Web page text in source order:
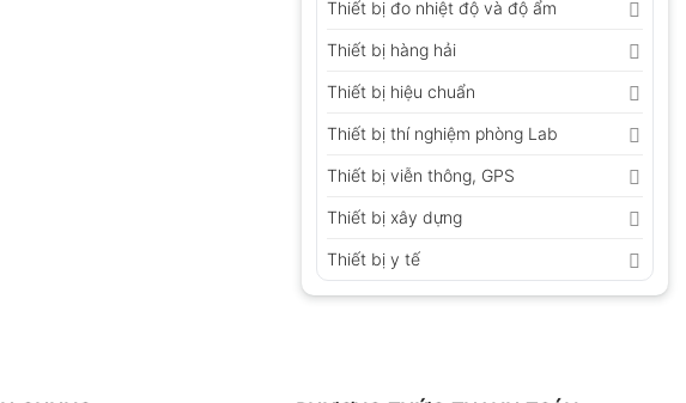
Thiết bị đo nhiệt độ và độ ẩm
Thiết bị hàng hải
Thiết bị hiệu chuẩn
Thiết bị thí nghiệm phòng Lab
Thiết bị viễn thông, GPS
Thiết bị xây dựng
Thiết bị y tế